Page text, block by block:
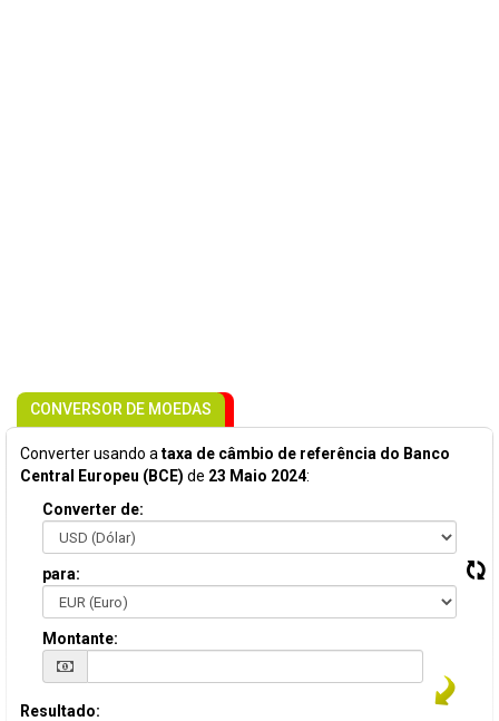
CONVERSOR DE MOEDAS
Converter usando a taxa de câmbio de referência do Banco
Central Europeu (BCE) de 23 Maio 2024:
Converter de:
para:
Montante:
Resultado: